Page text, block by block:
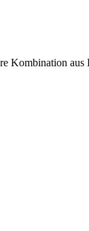
Kombination